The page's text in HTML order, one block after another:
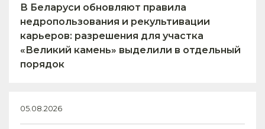
В Беларуси обновляют правила
недропользования и рекультивации
карьеров: разрешения для участка
«Великий камень» выделили в отдельный
порядок
05.08.2026